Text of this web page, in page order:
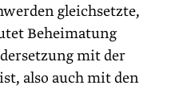
gleichsetzte,
Beheimatung
mit der
also auch mit den